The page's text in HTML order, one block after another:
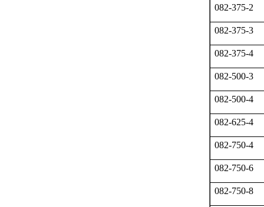
082-375-2
082-375-3
082-375-4
082-500-3
082-500-4
082-625-4
082-750-4
082-750-6
082-750-8